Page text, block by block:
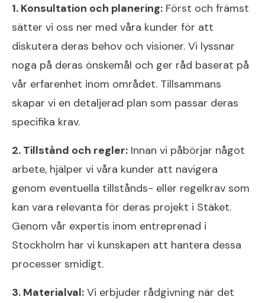
1. Konsultation och planering: Först och främst
sätter vi oss ner med våra kunder för att
diskutera deras behov och visioner. Vi lyssnar
noga på deras önskemål och ger råd baserat på
vår erfarenhet inom området. Tillsammans
skapar vi en detaljerad plan som passar deras
specifika krav.
2. Tillstånd och regler: Innan vi påbörjar något
arbete, hjälper vi våra kunder att navigera
genom eventuella tillstånds- eller regelkrav som
kan vara relevanta för deras projekt i Stäket.
Genom vår expertis inom entreprenad i
Stockholm har vi kunskapen att hantera dessa
processer smidigt.
3. Materialval: Vi erbjuder rådgivning när det